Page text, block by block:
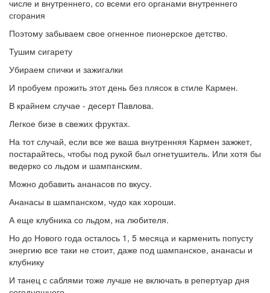
числе и внутреннего, со всеми его органами внутреннего
сгорания
Поэтому забываем свое огненное пионерское детство.
Тушим сигарету
Убираем спички и зажигалки
И пробуем прожить этот день без плясок в стиле Кармен.
В крайнем случае - десерт Павлова.
Легкое бизе в свежих фруктах.
На тот случай, если все же ваша внутренняя Кармен зажжет,
постарайтесь, чтобы под рукой был огнетушитель. Или хотя бы
ведерко со льдом и шампанским.
Можно добавить ананасов по вкусу.
Ананасы в шампанском, чудо как хороши.
А еще клубника со льдом, на любителя.
Но до Нового года осталось 1, 5 месяца и карменить попусту
энергию все таки не стоит, даже под шампанское, ананасы и
клубнику
И танец с саблями тоже лучше не включать в репертуар дня